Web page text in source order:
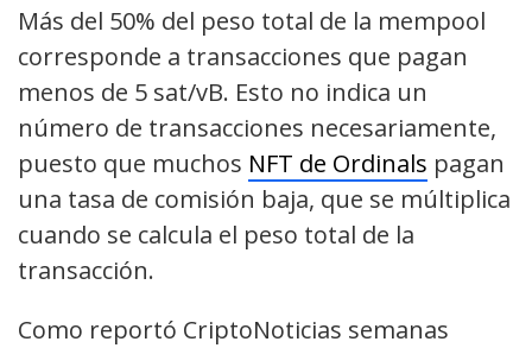
Más del 50% del peso total de la mempool
corresponde a transacciones que pagan
menos de 5 sat/vB. Esto no indica un
número de transacciones necesariamente,
puesto que muchos NFT de Ordinals pagan
una tasa de comisión baja, que se múltiplica
cuando se calcula el peso total de la
transacción.
Como reportó CriptoNoticias semanas